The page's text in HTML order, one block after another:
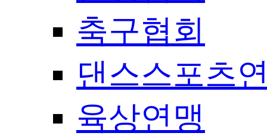
축구협회
댄스스포츠
육상연맹